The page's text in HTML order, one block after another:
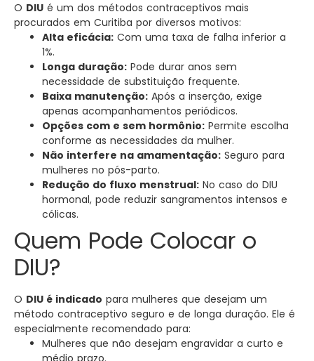
O DIU é um dos métodos contraceptivos mais
procurados em Curitiba por diversos motivos:
Alta eficácia: Com uma taxa de falha inferior a
1%.
Longa duração: Pode durar anos sem
necessidade de substituição frequente.
Baixa manutenção: Após a inserção, exige
apenas acompanhamentos periódicos.
Opções com e sem hormônio: Permite escolha
conforme as necessidades da mulher.
Não interfere na amamentação: Seguro para
mulheres no pós-parto.
Redução do fluxo menstrual: No caso do DIU
hormonal, pode reduzir sangramentos intensos e
cólicas.
Quem Pode Colocar o
DIU?
O DIU é indicado para mulheres que desejam um
método contraceptivo seguro e de longa duração. Ele é
especialmente recomendado para:
Mulheres que não desejam engravidar a curto e